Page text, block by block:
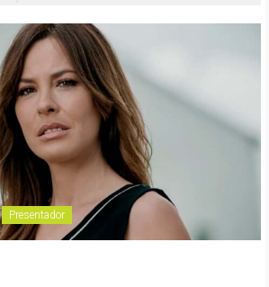
Presentador